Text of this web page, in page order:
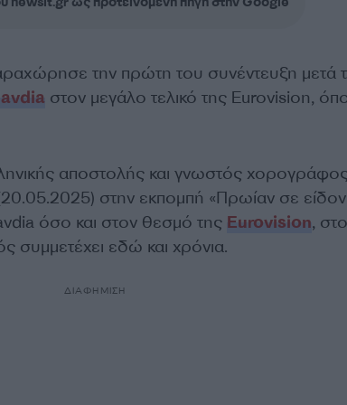
την πρώτη του συνέντευξη μετά
στον μεγάλο τελικό της Eurovision,
αποστολής και γνωστός
στην εκπομπή «Πρωίαν σε
όσο και στον θεσμό της Eurovision,
συμμετέχει εδώ και χρόνια.
ΔΙΑΦΗΜΙΣΗ